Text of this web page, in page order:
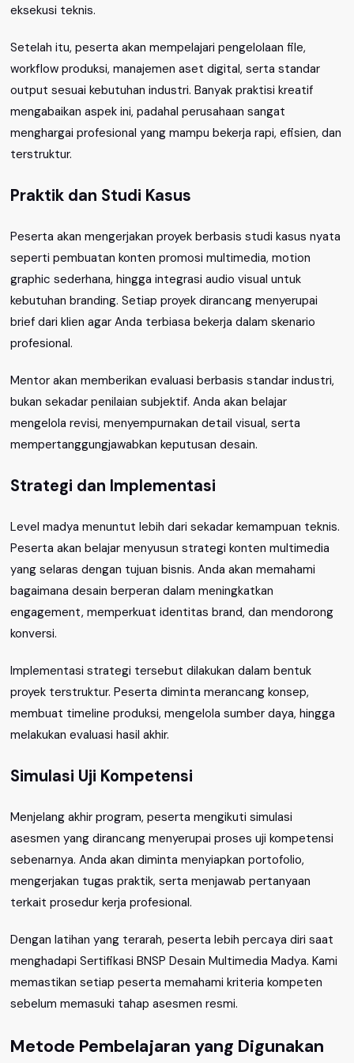
eksekusi teknis.
Setelah itu, peserta akan mempelajari pengelolaan file,
workflow produksi, manajemen aset digital, serta standar
output sesuai kebutuhan industri. Banyak praktisi kreatif
mengabaikan aspek ini, padahal perusahaan sangat
menghargai profesional yang mampu bekerja rapi, efisien, dan
terstruktur.
Praktik dan Studi Kasus
Peserta akan mengerjakan proyek berbasis studi kasus nyata
seperti pembuatan konten promosi multimedia, motion
graphic sederhana, hingga integrasi audio visual untuk
kebutuhan branding. Setiap proyek dirancang menyerupai
brief dari klien agar Anda terbiasa bekerja dalam skenario
profesional.
Mentor akan memberikan evaluasi berbasis standar industri,
bukan sekadar penilaian subjektif. Anda akan belajar
mengelola revisi, menyempurnakan detail visual, serta
mempertanggungjawabkan keputusan desain.
Strategi dan Implementasi
Level madya menuntut lebih dari sekadar kemampuan teknis.
Peserta akan belajar menyusun strategi konten multimedia
yang selaras dengan tujuan bisnis. Anda akan memahami
bagaimana desain berperan dalam meningkatkan
engagement, memperkuat identitas brand, dan mendorong
konversi.
Implementasi strategi tersebut dilakukan dalam bentuk
proyek terstruktur. Peserta diminta merancang konsep,
membuat timeline produksi, mengelola sumber daya, hingga
melakukan evaluasi hasil akhir.
Simulasi Uji Kompetensi
Menjelang akhir program, peserta mengikuti simulasi
asesmen yang dirancang menyerupai proses uji kompetensi
sebenarnya. Anda akan diminta menyiapkan portofolio,
mengerjakan tugas praktik, serta menjawab pertanyaan
terkait prosedur kerja profesional.
Dengan latihan yang terarah, peserta lebih percaya diri saat
menghadapi Sertifikasi BNSP Desain Multimedia Madya. Kami
memastikan setiap peserta memahami kriteria kompeten
sebelum memasuki tahap asesmen resmi.
Metode Pembelajaran yang Digunakan